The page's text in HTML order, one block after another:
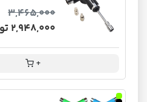
3,465,000
2,948,000 تومان
+